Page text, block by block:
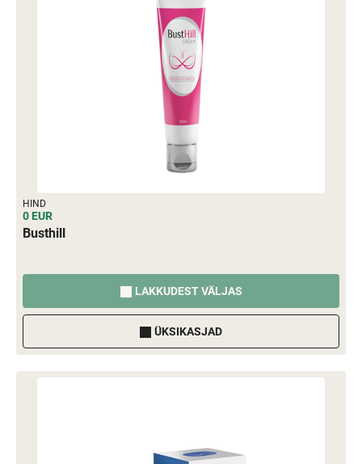
HIND
0 EUR
Busthill
LAKKUDEST VÄLJAS
ÜKSIKASJAD